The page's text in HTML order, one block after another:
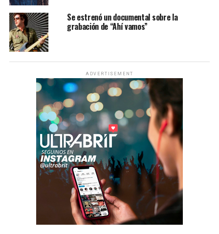
Se estrenó un documental sobre la
grabación de “Ahí vamos”
ADVERTISEMENT